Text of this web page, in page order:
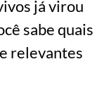
já virou
sabe quais
relevantes